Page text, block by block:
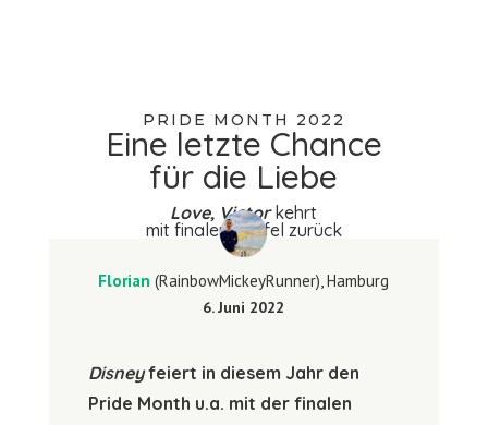
PRIDE MONTH 2022
Eine letzte Chance
für die Liebe
Love, Victorkehrt
mit finaler Staffel zurück
Florian(RainbowMickeyRunner), Hamburg
6. Juni 2022
Disneyfeiert in diesem Jahr den
Pride Month u.a. mit der finalen